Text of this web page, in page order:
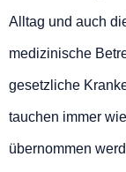
Alltag und auch
medizinische
gesetzliche
tauchen immer
übernommen